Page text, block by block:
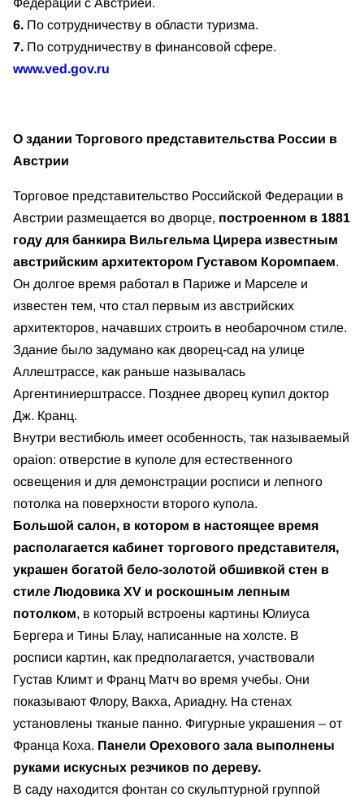
Федерации с Австрией.
6. По сотрудничеству в области туризма.
7. По сотрудничеству в финансовой сфере.
www.ved.gov.ru
О здании Торгового представительства России в
Австрии
Торговое представительство Российской Федерации в
Австрии размещается во дворце, построенном в 1881
году для банкира Вильгельма Цирера известным
австрийским архитектором Густавом Коромпаем.
Он долгое время работал в Париже и Марселе и
известен тем, что стал первым из австрийских
архитекторов, начавших строить в необарочном стиле.
Здание было задумано как дворец-сад на улице
Аллештрассе, как раньше называлась
Аргентиниерштрассе. Позднее дворец купил доктор
Дж. Кранц.
Внутри вестибюль имеет особенность, так называемый
opaion: отверстие в куполе для естественного
освещения и для демонстрации росписи и лепного
потолка на поверхности второго купола.
Большой салон, в котором в настоящее время
располагается кабинет торгового представителя,
украшен богатой бело-золотой обшивкой стен в
стиле Людовика XV и роскошным лепным
потолком, в который встроены картины Юлиуса
Бергера и Тины Блау, написанные на холсте. В
росписи картин, как предполагается, участвовали
Густав Климт и Франц Матч во время учебы. Они
показывают Флору, Вакха, Ариадну. На стенах
установлены тканые панно. Фигурные украшения – от
Франца Коха. Панели Орехового зала выполнены
руками искусных резчиков по дереву.
В саду находится фонтан со скульптурной группой